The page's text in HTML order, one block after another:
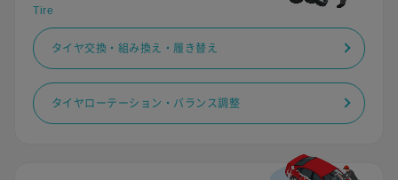
Tire
タイヤ交換・組み換え・履き替え
タイヤローテーション・バランス調整